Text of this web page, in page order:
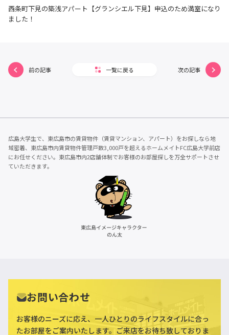
西条町下見の築浅アパート【グランシエル下見】申込のため満室になり
ました！
前の記事 一覧に戻る 次の記事
広島大学生で、東広島市の賃貸物件（賃貸マンション、アパート）をお探しなら地
域密着、東広島市内賃貸物件管理戸数3,000戸を超えるホームメイトFC広島大学前店
にお任せください。東広島市内2店舗体制でお客様のお部屋探しを万全サポートさせ
ていただきます。
お問い合わせ
お客様のニーズに応え、一人ひとりのライフスタイルに合っ
たお部屋をご案内いたします。ご来店をお待ち致しておりま